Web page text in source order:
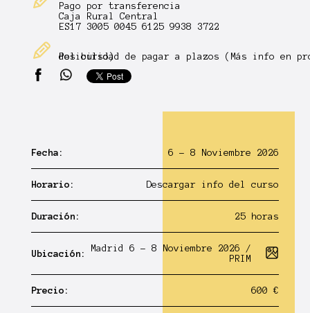
Pago por transferencia
Caja Rural Central
ES17 3005 0045 6125 9938 3722
Posibilidad de pagar a plazos (Más info en programa del curso)
Fecha: 6 - 8 Noviembre 2026
Horario: Descargar info del curso
Duración: 25 horas
Ubicación:
Madrid 6 - 8 Noviembre 2026 /
PRIM
Precio: 600 €